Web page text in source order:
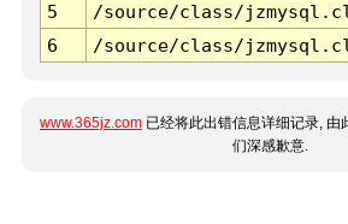
5
/source/class/
6
/source/class/
www.365jz.com 已经将此出错信息详细记录, 由
们深感歉意.